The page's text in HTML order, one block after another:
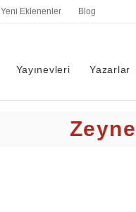
Yeni Eklenenler Blog
Yayınevleri Yazarlar